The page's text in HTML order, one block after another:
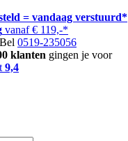
= vandaag verstuurd*
vanaf € 119,-*
0519-235056
klanten gingen je voor
9,4